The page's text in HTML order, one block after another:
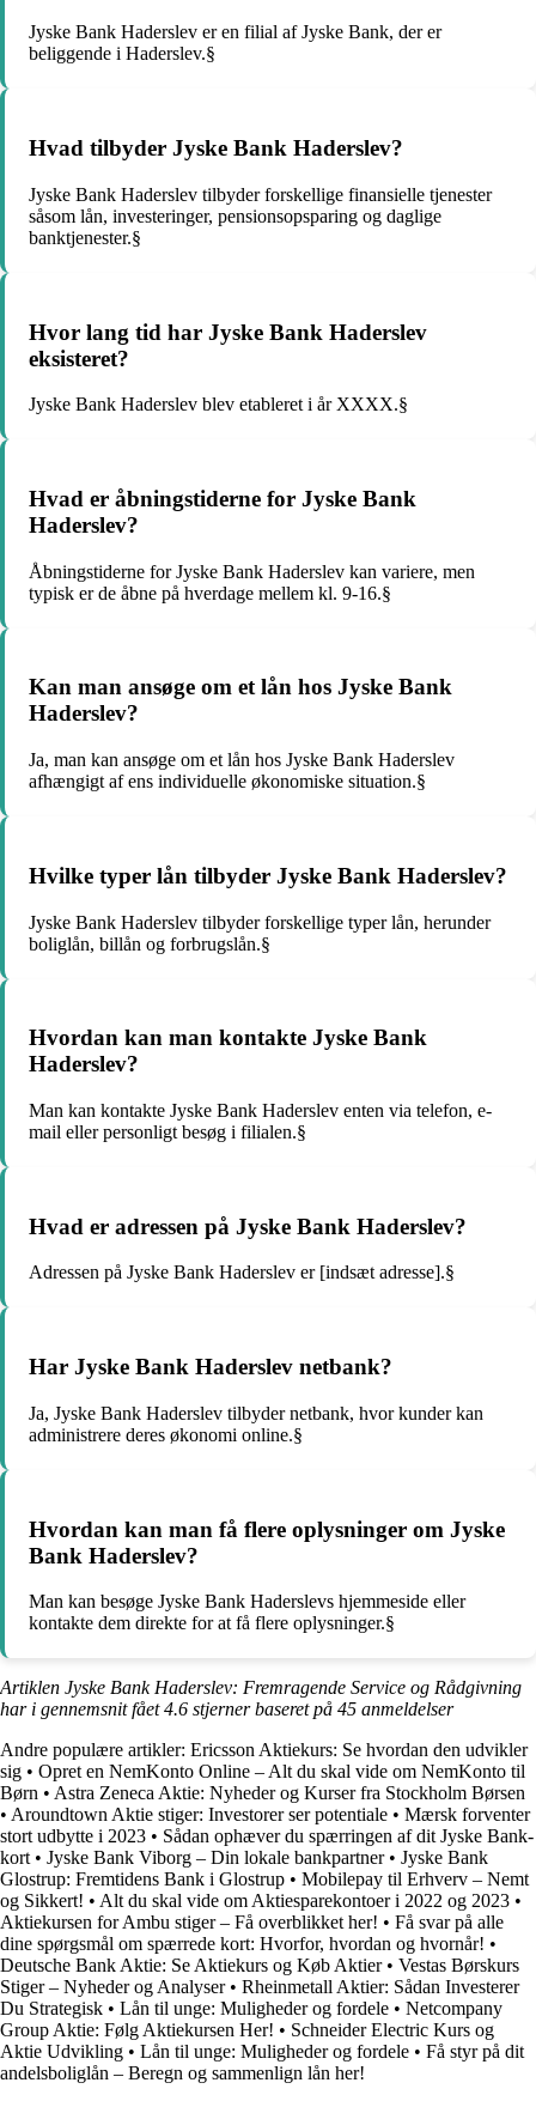
Jyske Bank Haderslev er en filial af Jyske Bank, der er
beliggende i Haderslev.§
Hvad tilbyder Jyske Bank Haderslev?
Jyske Bank Haderslev tilbyder forskellige finansielle tjenester
såsom lån, investeringer, pensionsopsparing og daglige
banktjenester.§
Hvor lang tid har Jyske Bank Haderslev
eksisteret?
Jyske Bank Haderslev blev etableret i år XXXX.§
Hvad er åbningstiderne for Jyske Bank
Haderslev?
Åbningstiderne for Jyske Bank Haderslev kan variere, men
typisk er de åbne på hverdage mellem kl. 9-16.§
Kan man ansøge om et lån hos Jyske Bank
Haderslev?
Ja, man kan ansøge om et lån hos Jyske Bank Haderslev
afhængigt af ens individuelle økonomiske situation.§
Hvilke typer lån tilbyder Jyske Bank Haderslev?
Jyske Bank Haderslev tilbyder forskellige typer lån, herunder
boliglån, billån og forbrugslån.§
Hvordan kan man kontakte Jyske Bank
Haderslev?
Man kan kontakte Jyske Bank Haderslev enten via telefon, e-
mail eller personligt besøg i filialen.§
Hvad er adressen på Jyske Bank Haderslev?
Adressen på Jyske Bank Haderslev er [indsæt adresse].§
Har Jyske Bank Haderslev netbank?
Ja, Jyske Bank Haderslev tilbyder netbank, hvor kunder kan
administrere deres økonomi online.§
Hvordan kan man få flere oplysninger om Jyske
Bank Haderslev?
Man kan besøge Jyske Bank Haderslevs hjemmeside eller
kontakte dem direkte for at få flere oplysninger.§
Artiklen Jyske Bank Haderslev: Fremragende Service og Rådgivning
har i gennemsnit fået4.6 stjerner baseret på 45 anmeldelser
Andre populære artikler: Ericsson Aktiekurs: Se hvordan den udvikler
sig • Opret en NemKonto Online – Alt du skal vide om NemKonto til
Børn • Astra Zeneca Aktie: Nyheder og Kurser fra Stockholm Børsen
• Aroundtown Aktie stiger: Investorer ser potentiale • Mærsk forventer
stort udbytte i 2023 • Sådan ophæver du spærringen af dit Jyske Bank-
kort • Jyske Bank Viborg – Din lokale bankpartner• Jyske Bank
Glostrup: Fremtidens Bank i Glostrup • Mobilepay til Erhverv – Nemt
og Sikkert! • Alt du skal vide om Aktiesparekontoer i 2022 og 2023 •
Aktiekursen for Ambu stiger – Få overblikket her! • Få svar på alle
dine spørgsmål om spærrede kort: Hvorfor, hvordan og hvornår! •
Deutsche Bank Aktie: Se Aktiekurs og Køb Aktier• Vestas Børskurs
Stiger – Nyheder og Analyser• Rheinmetall Aktier: Sådan Investerer
Du Strategisk • Lån til unge: Muligheder og fordele • Netcompany
Group Aktie: Følg Aktiekursen Her! • Schneider Electric Kurs og
Aktie Udvikling • Lån til unge: Muligheder og fordele • Få styr på dit
andelsboliglån – Beregn og sammenlign lån her!